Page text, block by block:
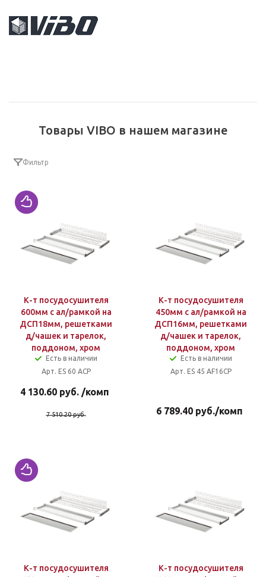
Товары VIBO в нашем магазине
Фильтр
К-т посудосушителя
600мм с ал/рамкой на
ДСП18мм, решетками
д/чашек и тарелок,
поддоном, хром
Есть в наличии
Арт. ES 60 ACP
4 130.60 руб. /комп
7 510.20руб.
К-т посудосушителя
450мм с ал/рамкой на
ДСП16мм, решетками
д/чашек и тарелок,
поддоном, хром
Есть в наличии
Арт. ES 45 AF16CP
6 789.40 руб./комп
К-т посудосушителя
К-т посудосушителя